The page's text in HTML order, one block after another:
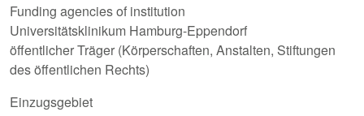
Funding agencies of institution
Universitätsklinikum Hamburg-Eppendorf
öffentlicher Träger (Körperschaften, Anstalten, Stiftungen
des öffentlichen Rechts)
Einzugsgebiet